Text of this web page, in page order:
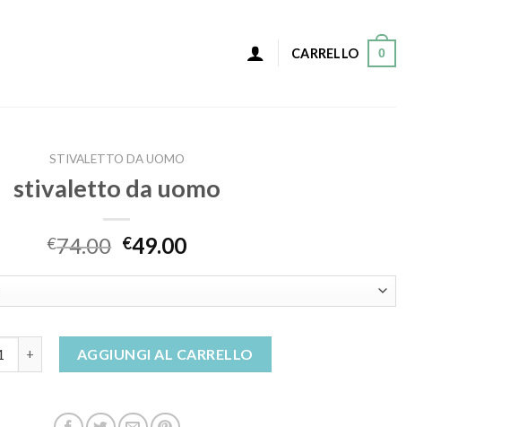
CARRELLO 0
STIVALETTO DA UOMO
stivaletto da uomo
€74.00 €49.00
AGGIUNGI AL CARRELLO